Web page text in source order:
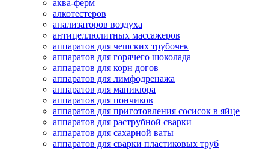
аква-ферм
алкотестеров
анализаторов воздуха
антицеллюлитных массажеров
аппаратов для чешских трубочек
аппаратов для горячего шоколада
аппаратов для корн догов
аппаратов для лимфодренажа
аппаратов для маникюра
аппаратов для пончиков
аппаратов для приготовления сосисок в яйце
аппаратов для раструбной сварки
аппаратов для сахарной ваты
аппаратов для сварки пластиковых труб